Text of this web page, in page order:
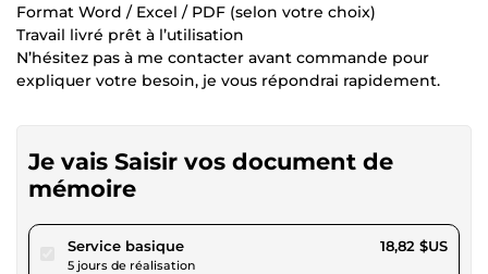
Format Word / Excel / PDF (selon votre choix)
Travail livré prêt à l’utilisation
N’hésitez pas à me contacter avant commande pour
expliquer votre besoin, je vous répondrai rapidement.
Je vais Saisir vos document de
mémoire
Service basiquepour 17,34 $US
5 jours de réalisation
18,82 $US